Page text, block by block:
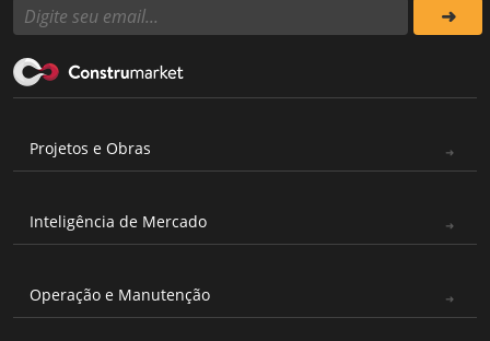
Projetos e Obras
Inteligência de Mercado
Operação e Manutenção